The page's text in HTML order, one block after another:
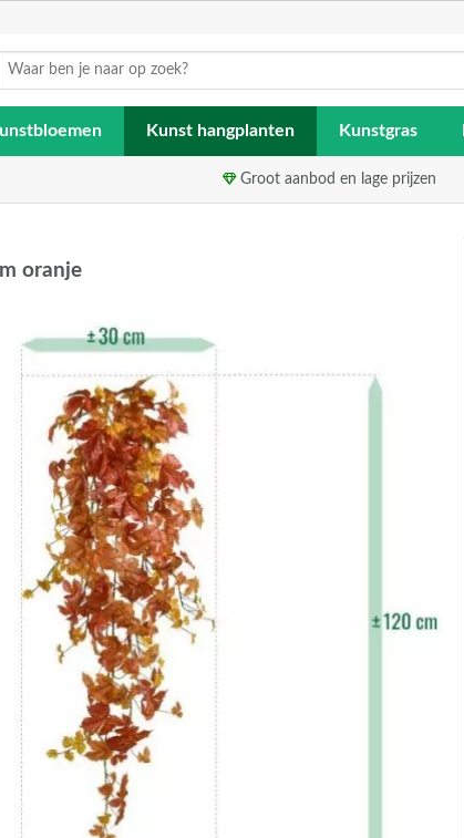
Zoeken
Kunst hangplanten Kunstgras
Groot aanbod en lage prijzen
oranje